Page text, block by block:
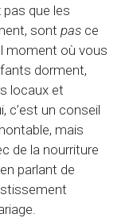
pas que les
sont pas ce
moment où vous
dorment,
locaux et
c’est un conseil
mais
de la nourriture
parlant de